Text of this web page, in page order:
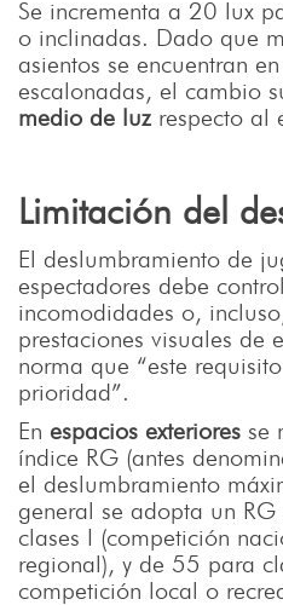
Se incrementa a 20 lux
o inclinadas. Dado que
asientos se encuentran
escalonadas, el cambio
medio de luz respecto al
Limitación del
El deslumbramiento de
espectadores debe
incomodidades o,
prestaciones visuales de
norma que “este
prioridad”.
En espacios exteriores se
índice RG (antes
el deslumbramiento
general se adopta un
clases I (competición
regional), y de 55 para
competición local o